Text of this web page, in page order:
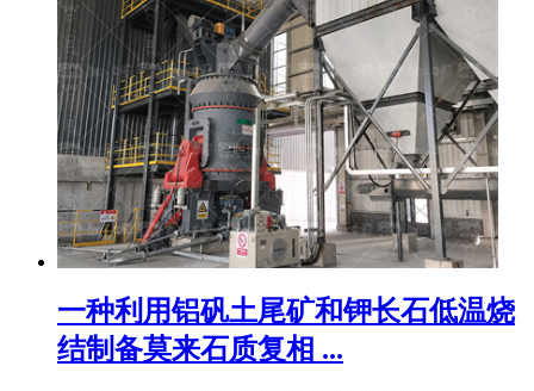
一种利用铝矾土尾矿和钾长石低温烧
结制备莫来石质复相 ...